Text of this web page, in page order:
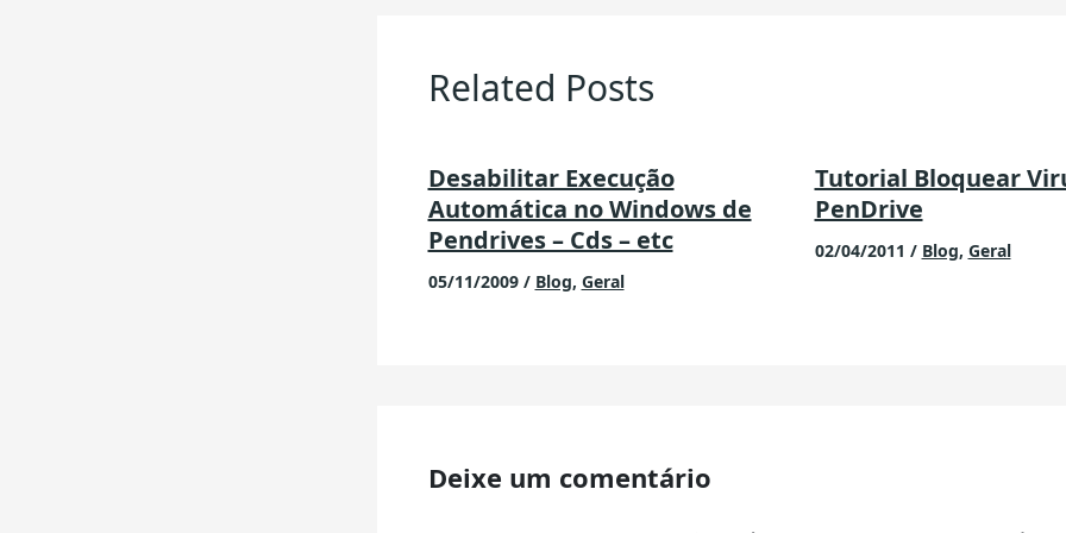
Related Posts
Desabilitar Execução
Automática no Windows de
Pendrives – Cds – etc
05/11/2009 / Blog, Geral
Tutorial Bloquear
PenDrive
02/04/2011 / Blog, Geral
Deixe um comentário